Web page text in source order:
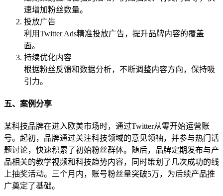
速增加粉丝数量。
投放广告
利用Twitter Ads精准投放广告，提升品牌内容的覆盖
面。
持续优化内容
根据粉丝反馈和数据分析，不断调整内容方向，保持吸
引力。
五、案例分享
某科技品牌在进入欧美市场时，通过Twitter从零开始运营账
号。起初，品牌通过关注科技领域的意见领袖，并参与热门话
题讨论，快速积累了初始粉丝群体。随后，品牌定期发布与产
品相关的教学视频和科技趋势内容，同时策划了几次成功的线
上抽奖活动。三个月内，账号粉丝量突破5万，为后续产品推
广奠定了基础。